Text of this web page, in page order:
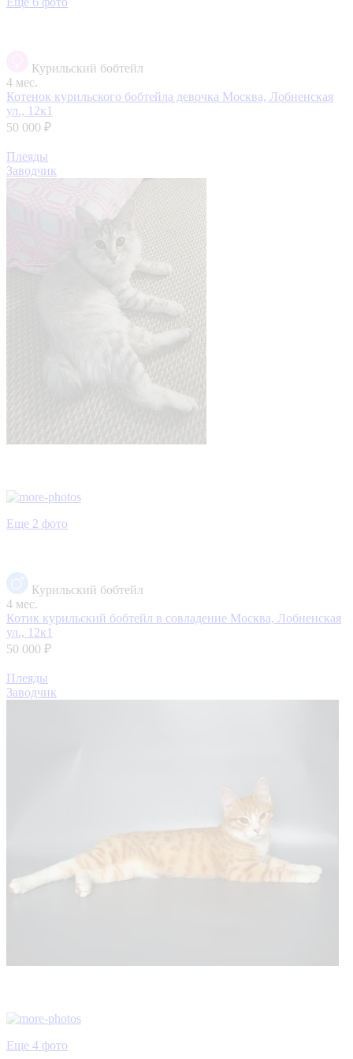
Курильский бобтейл
4 мес.
Котенок курильского бобтейла девочка Москва, Лобненская
ул., 12к1
50 000 ₽
Плеяды
Заводчик
Еще 2 фото
Курильский бобтейл
4 мес.
Котик курильский бобтейл в совладение Москва, Лобненская
ул., 12к1
50 000 ₽
Плеяды
Заводчик
Еще 4 фото